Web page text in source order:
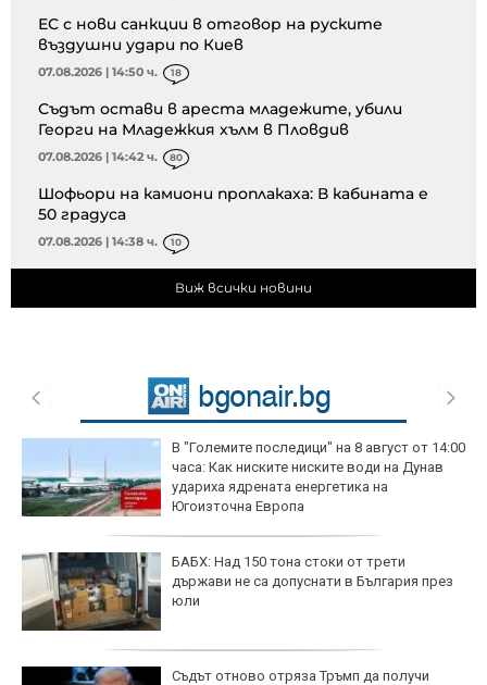
ЕС с нови санкции в отговор на руските
въздушни удари по Киев
07.08.2026 | 14:50 ч. 18
Съдът остави в ареста младежите, убили
Георги на Младежкия хълм в Пловдив
07.08.2026 | 14:42 ч. 80
Шофьори на камиони проплакаха: В кабината е
50 градуса
07.08.2026 | 14:38 ч. 10
Виж всички новини
В "Големите последици" на 8 август от 14:00
часа: Как ниските ниските води на Дунав
удариха ядрената енергетика на
Югоизточна Европа
БАБХ: Над 150 тона стоки от трети
държави не са допуснати в България през
юли
Съдът отново отряза Тръмп да получи